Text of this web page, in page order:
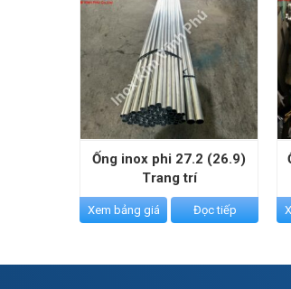
Ống inox phi 27.2 (26.9)
Trang trí
Xem bảng giá Đọc tiếp